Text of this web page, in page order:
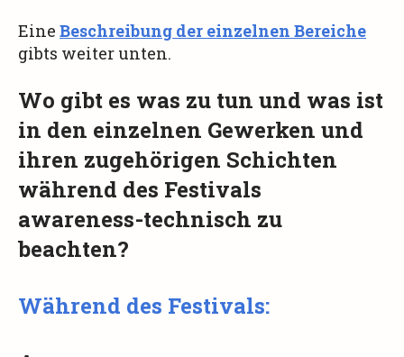
Eine Beschreibung der einzelnen Bereiche
gibts weiter unten.
Wo gibt es was zu tun und was ist
in den einzelnen Gewerken und
ihren zugehörigen Schichten
während des Festivals
awareness-technisch zu
beachten?
Während des Festivals: